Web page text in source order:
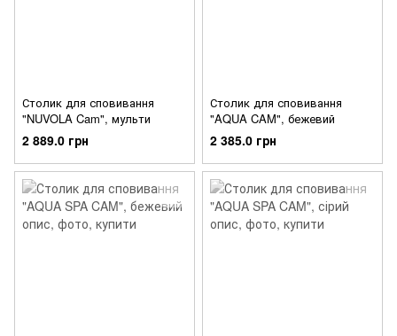
Столик для сповивання
"NUVOLA Cam", мульти
2 889.0 грн
Столик для сповивання
"AQUA CAM", бежевий
2 385.0 грн